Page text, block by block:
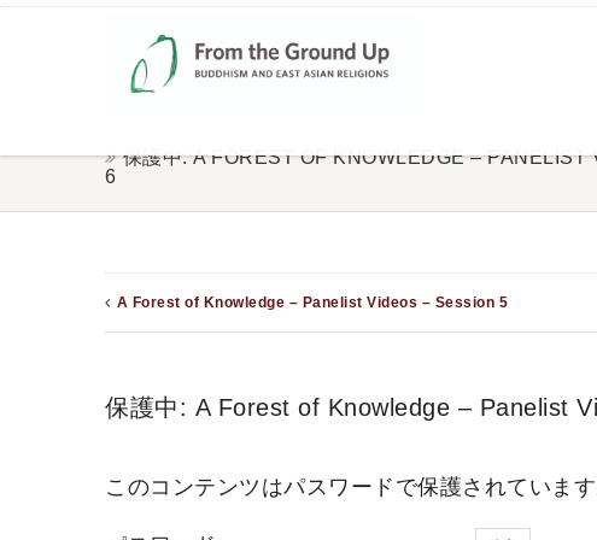
保護中: A FOREST OF KNOWLEDGE – PANELIST
6
A Forest of Knowledge – Panelist Videos – Session 5
保護中: A Forest of Knowledge – Panelist
このコンテンツはパスワードで保護されていま